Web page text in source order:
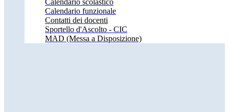
Calendario scolastico
Calendario funzionale
Contatti dei docenti
Sportello d'Ascolto - CIC
MAD (Messa a Disposizione)